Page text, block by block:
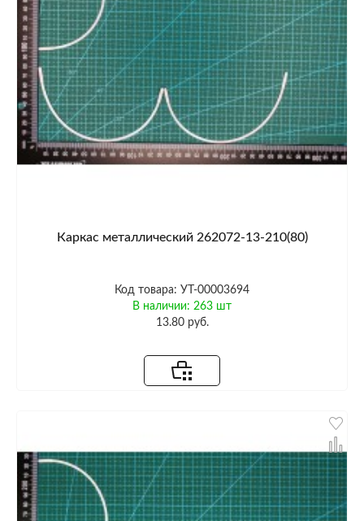
Каркас металлический 262072-13-210(80)
Код товара: УТ-00003694
В наличии: 263 шт
13.80 руб.